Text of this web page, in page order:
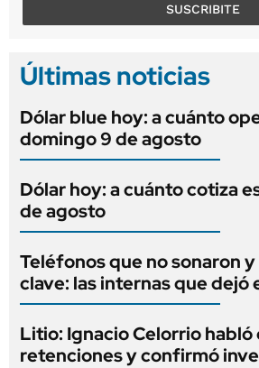
SUSCRIBITE
Últimas noticias
Dólar blue hoy: a cuánto
domingo 9 de agosto
Dólar hoy: a cuánto cotiza
de agosto
Teléfonos que no sonaron
clave: las internas que dejó
Litio: Ignacio Celorrio habló
retenciones y confirmó